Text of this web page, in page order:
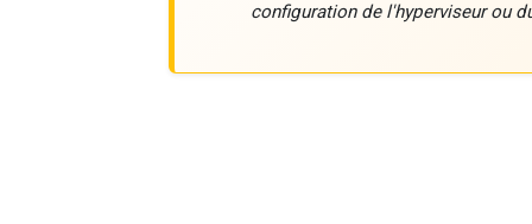
configuration de l'hyperviseur ou